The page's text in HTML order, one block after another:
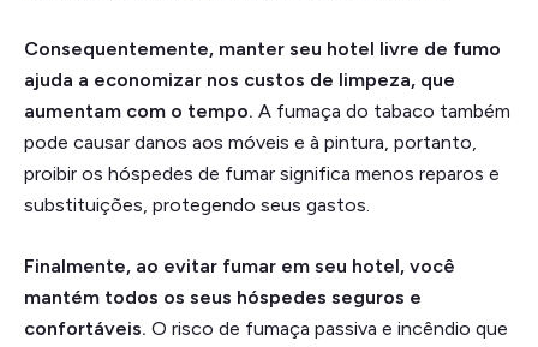
Consequentemente, manter seu hotel livre de fumo
ajuda a economizar nos custos de limpeza, que
aumentam com o tempo. A fumaça do tabaco também
pode causar danos aos móveis e à pintura, portanto,
proibir os hóspedes de fumar significa menos reparos e
substituições, protegendo seus gastos.
Finalmente, ao evitar fumar em seu hotel, você
mantém todos os seus hóspedes seguros e
confortáveis. O risco de fumaça passiva e incêndio que